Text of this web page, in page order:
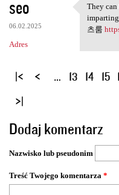
seo
06.02.2025
Adres
They
They can
츠룸
S
o
n
y
… 13 14 15
Dodaj komentarz
Nazwisko lub pseudonim
Treść Twojego komentarza *